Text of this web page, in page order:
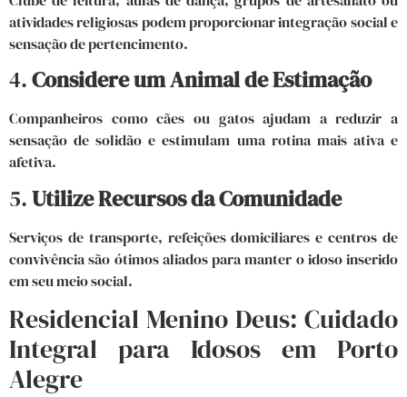
atividades religiosas podem proporcionar integração social e
sensação de pertencimento.
4.Considere um Animal de Estimação
Companheiros como cães ou gatos ajudam a reduzir a
sensação de solidão e estimulam uma rotina mais ativa e
afetiva.
5.Utilize Recursos da Comunidade
Serviços de transporte, refeições domiciliares e centros de
convivência são ótimos aliados para manter o idoso inserido
em seu meio social.
Residencial Menino Deus: Cuidado
Integral para Idosos em Porto
Alegre